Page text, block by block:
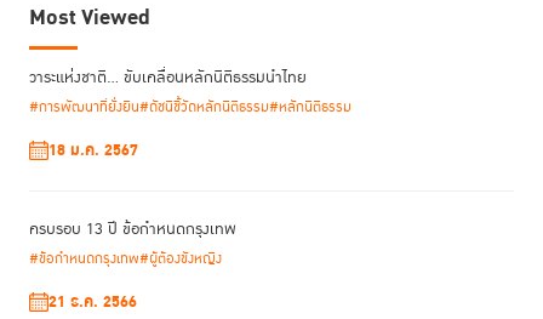
Most Viewed
วาระแห่งชาติ… ขับเคลื่อนหลักนิติธรรมนำไทย
#การพัฒนาที่ยั่งยืน#ดัชนีชี้วัดหลักนิติธรรม#หลักนิติธรรม
18 ม.ค. 2567
ครบรอบ 13 ปี ข้อกำหนดกรุงเทพ
#ข้อกำหนดกรุงเทพ#ผู้ต้องขังหญิง
21 ธ.ค. 2566